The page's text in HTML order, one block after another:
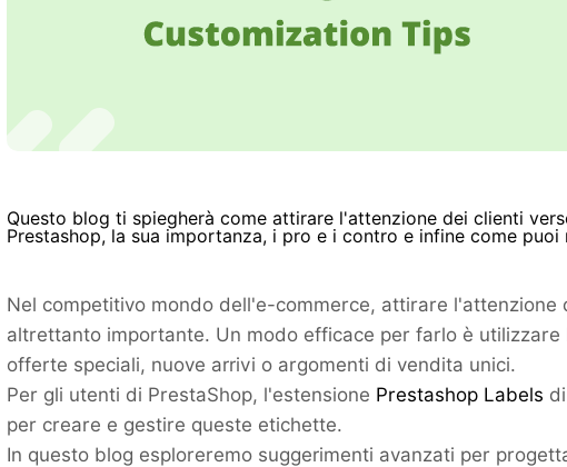
Questo blog ti spiegherà come attirare l'attenzione dei clienti
Prestashop, la sua importanza, i pro e i contro e infine come
Nel competitivo mondo dell'e-commerce, attirare
altrettanto importante. Un modo efficace per farlo è
offerte speciali, nuove arrivi o argomenti di vendita unici.
Per gli utenti di PrestaShop, l'estensione Prestashop Labels
per creare e gestire queste etichette.
In questo blog esploreremo suggerimenti avanzati per